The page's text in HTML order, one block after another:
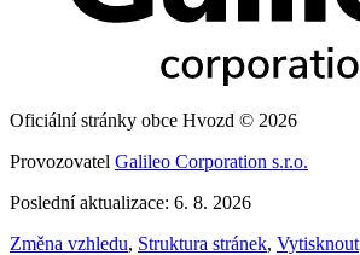
Oficiální stránky obce Hvozd © 2026
Provozovatel Galileo Corporation s.r.o.
Poslední aktualizace: 6. 8. 2026
Změna vzhledu, Struktura stránek, Vytisknout